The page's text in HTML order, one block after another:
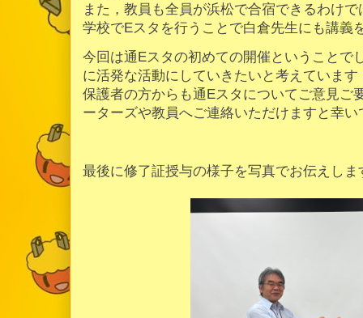
また，教員も全員が浜松で合宿できるわけ
学校でEスタを行うことで白倉先生にも講義
今回は通Eスタの初めての開催ということで
に活発な活動にしていきたいと考えています
保護者の方からも通Eスタについてご意見ご
ーターズや教員へご連絡いただけますと幸い
最後に修了証授与の様子を写真でお伝えしま